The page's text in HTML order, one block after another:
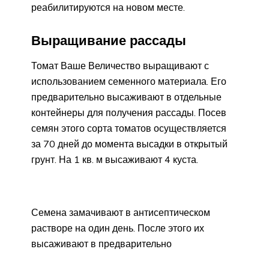
реабилитируются на новом месте.
Выращивание рассады
Томат Ваше Величество выращивают с
использованием семенного материала. Его
предварительно высаживают в отдельные
контейнеры для получения рассады. Посев
семян этого сорта томатов осуществляется
за 70 дней до момента высадки в открытый
грунт. На 1 кв. м высаживают 4 куста.
Семена замачивают в антисептическом
растворе на один день. После этого их
высаживают в предварительно